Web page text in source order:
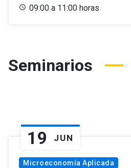
09:00 a 11:00 horas
Seminarios
19 JUN
Microeconomía Aplicada